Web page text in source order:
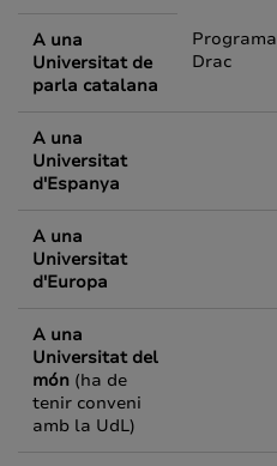
A una
Universitat de
parla catalana
Programa
Drac
A una
Universitat
d'Espanya
A una
Universitat
d'Europa
A una
Universitat del
món (ha de
tenir conveni
amb la UdL)